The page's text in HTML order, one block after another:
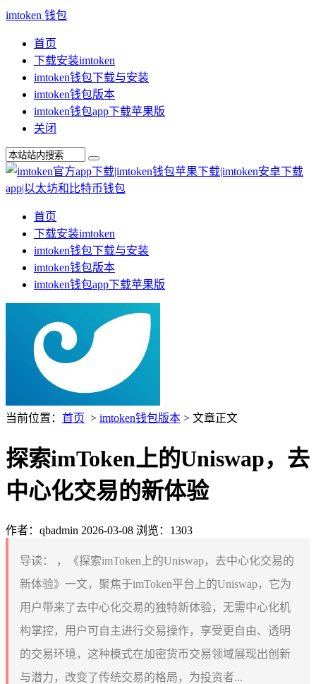
imtoken 钱包
首页
下载安装imtoken
imtoken钱包下载与安装
imtoken钱包版本
imtoken钱包app下载苹果版
关闭
首页
下载安装imtoken
imtoken钱包下载与安装
imtoken钱包版本
imtoken钱包app下载苹果版
当前位置： 首页 > imtoken钱包版本 > 文章正文
探索imToken上的Uniswap，去
中心化交易的新体验
作者：qbadmin 2026-03-08 浏览：1303
导读：
，《探索imToken上的Uniswap，去中心化交易的
新体验》一文，聚焦于imToken平台上的Uniswap，它为
用户带来了去中心化交易的独特新体验，无需中心化机
构掌控，用户可自主进行交易操作，享受更自由、透明
的交易环境，这种模式在加密货币交易领域展现出创新
与潜力，改变了传统交易的格局，为投资者...